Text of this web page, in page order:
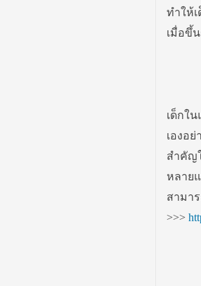
ทำให้
เมื่อขึ้
เด็กใ
เองอ
สำคัญ
หลาย
สามา
>>>